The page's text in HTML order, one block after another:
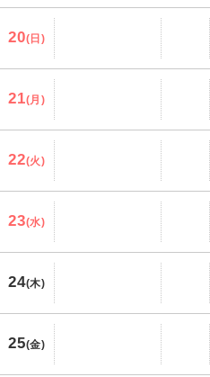
20(日)
21(月)
22(火)
23(水)
24(木)
25(金)